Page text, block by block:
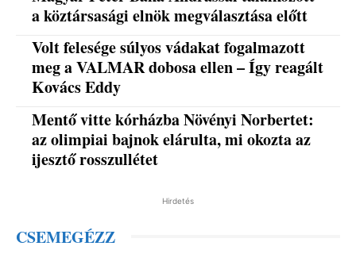
a köztársasági elnök megválasztása előtt
Volt felesége súlyos vádakat fogalmazott
meg a VALMAR dobosa ellen – Így reagált
Kovács Eddy
Mentő vitte kórházba Növényi Norbertet:
az olimpiai bajnok elárulta, mi okozta az
ijesztő rosszullétet
Hirdetés
CSEMEGÉZZ